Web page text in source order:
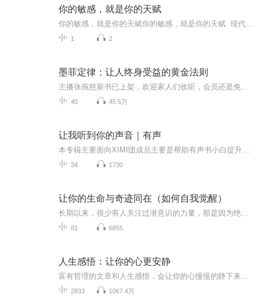
你的敏感，就是你的天赋
1 2
墨菲定律：让人终身受益的黄金法则
40 45.5万
让我听到你的声音｜有声
34 1730
让你的生命与奇迹同在（如何自我觉醒）
81 6855
人生感悟：让你的心更安静
2833 1067.4万